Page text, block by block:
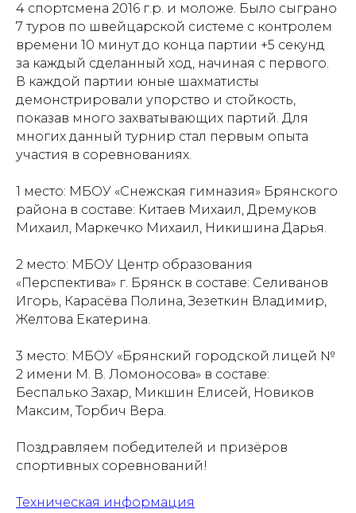
4 спортсмена 2016 г.р. и моложе. Было сыграно
7 туров по швейцарской системе с контролем
времени 10 минут до конца партии +5 секунд
за каждый сделанный ход, начиная с первого.
В каждой партии юные шахматисты
демонстрировали упорство и стойкость,
показав много захватывающих партий. Для
многих данный турнир стал первым опыта
участия в соревнованиях.
1 место: МБОУ «Снежская гимназия» Брянского
района в составе: Китаев Михаил, Дремуков
Михаил, Маркечко Михаил, Никишина Дарья.
2 место: МБОУ Центр образования
«Перспектива» г. Брянск в составе: Селиванов
Игорь, Карасёва Полина, Зезеткин Владимир,
Желтова Екатерина.
3 место: МБОУ «Брянский городской лицей №
2 имени М. В. Ломоносова» в составе:
Беспалько Захар, Микшин Елисей, Новиков
Максим, Торбич Вера.
Поздравляем победителей и призёров
спортивных соревнований!
Техническая информация
Проекты
Ресурсные центры
Новости
Контакты
Политика обработки персональных данных